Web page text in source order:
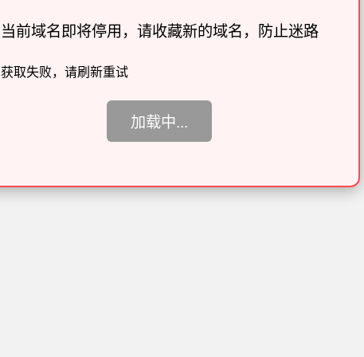
当前域名即将停用，请收藏新的域名，防止迷路
获取失败，请刷新重试
加载中...